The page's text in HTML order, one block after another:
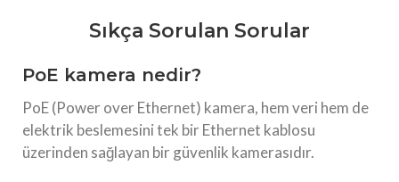
Sıkça Sorulan Sorular
PoE kamera nedir?
PoE (Power over Ethernet) kamera, hem veri hem de
elektrik beslemesini tek bir Ethernet kablosu
üzerinden sağlayan bir güvenlik kamerasıdır.